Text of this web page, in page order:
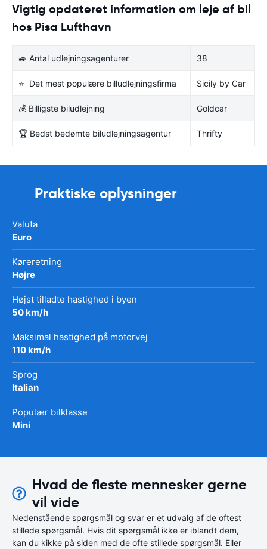
Vigtig opdateret information om leje af bil
hos Pisa Lufthavn
🚙 Antal udlejningsagenturer 38
⭐ Det mest populære billudlejningsfirma Sicily by Car
💰 Billigste biludlejning Goldcar
🏆 Bedst bedømte biludlejningsagentur Thrifty
Praktiske oplysninger
Valuta
Euro
Køreretning
Højre
Højst tilladte hastighed i byen
50 km/h
Maksimal hastighed på motorvej
110 km/h
Sprog
Italian
Populær bilklasse
Mini
Hvad de fleste mennesker gerne
vil vide
Nedenstående spørgsmål og svar er et udvalg af de oftest
stillede spørgsmål. Hvis dit spørgsmål ikke er iblandt dem,
kan du kikke på siden med de ofte stillede spørgsmål. Eller